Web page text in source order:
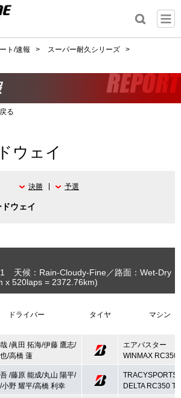
ト/速報 > スーパー耐久シリーズ
>
る
ウェイ
ウェイ
決勝 予選
天候：Rain-Cloudy-Fine 路面：Wet-Dry
x 520laps = 2372.76km)
ドライバー タイヤ マシン
/眞田 拓海/伊藤 鷹志/
/高橋 蓮
エアバスター
WINMAX RC350
/藤原 能成/丸山 陽平/
小野 耀平/高橋 利幸
TRACYSPORTS
DELTA RC350